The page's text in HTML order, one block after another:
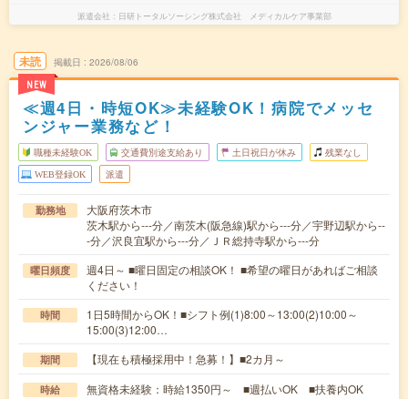
派遣会社 日研トータルソーシング株式会社 メディカルケア事業部
未読
NEW
掲載日 2026/08/06
≪週4日・時短OK≫未経験OK！病院でメッセ
ンジャー業務など！
職種未経験OK 交通費別途支給あり 土日祝日が休み 残業なし
WEB登録OK 派遣
勤務地
大阪府茨木市
茨木駅から---分／南茨木(阪急線)駅から---分／宇野辺駅から--
-分／沢良宜駅から---分／ＪＲ総持寺駅から---分
曜日頻度
週4日～ ■曜日固定の相談OK！ ■希望の曜日があればご相談
ください！
時間
1日5時間からOK！■シフト例(1)8:00～13:00(2)10:00～
15:00(3)12:00…
期間 【現在も積極採用中！急募！】■2カ月～
時給 無資格未経験：時給1350円～ ■週払いOK ■扶養内OK